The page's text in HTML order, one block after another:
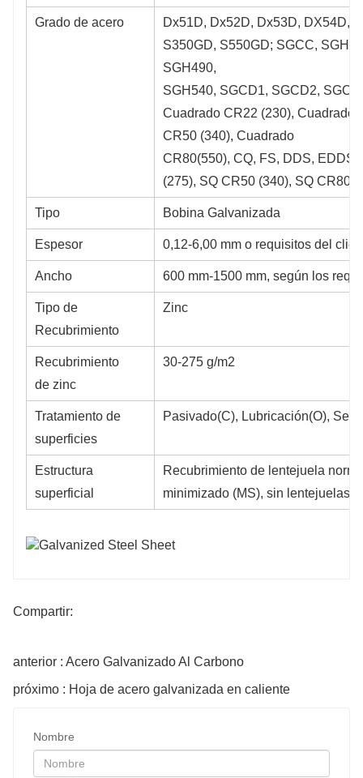
Grado de acero
Dx51D, Dx52D, Dx53D, DX54D,
S350GD, S550GD; SGCC,
SGH490,
SGH540, SGCD1, SGCD2,
Cuadrado CR22 (230), Cuadrado
CR50 (340), Cuadrado
CR80(550), CQ, FS, DDS,
(275), SQ CR50 (340), SQ CR80
Tipo Bobina Galvanizada
Espesor 0,12-6,00 mm o requisitos del
Ancho 600 mm-1500 mm, según los
Tipo de
Recubrimiento
Zinc
Recubrimiento
de zinc
30-275 g/m2
Tratamiento de
superficies
Pasivado(C), Lubricación(O),
Estructura
superficial
Recubrimiento de lentejuela
minimizado (MS), sin lentejuelas
Compartir:
anterior : Acero Galvanizado Al Carbono
próximo : Hoja de acero galvanizada en caliente
Nombre